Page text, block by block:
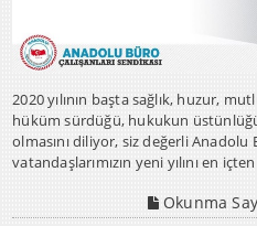
2020 yılının başta sağlık, huzur,
hüküm sürdüğü, hukukun
olmasını diliyor, siz değerli
vatandaşlarımızın yeni yılını en
Okunma